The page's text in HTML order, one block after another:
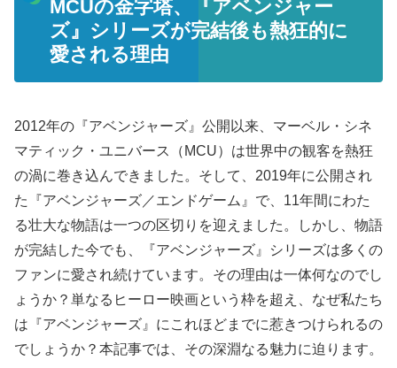
MCUの金字塔、『アベンジャー
ズ』シリーズが完結後も熱狂的に
愛される理由
2012年の『アベンジャーズ』公開以来、マーベル・シネ
マティック・ユニバース（MCU）は世界中の観客を熱狂
の渦に巻き込んできました。そして、2019年に公開され
た『アベンジャーズ／エンドゲーム』で、11年間にわた
る壮大な物語は一つの区切りを迎えました。しかし、物語
が完結した今でも、『アベンジャーズ』シリーズは多くの
ファンに愛され続けています。その理由は一体何なのでし
ょうか？単なるヒーロー映画という枠を超え、なぜ私たち
は『アベンジャーズ』にこれほどまでに惹きつけられるの
でしょうか？本記事では、その深淵なる魅力に迫ります。